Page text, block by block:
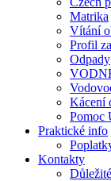
Matrika
Vítání
Profil
Odpady
Kácení
Pomoc
Praktické info
Kontakty